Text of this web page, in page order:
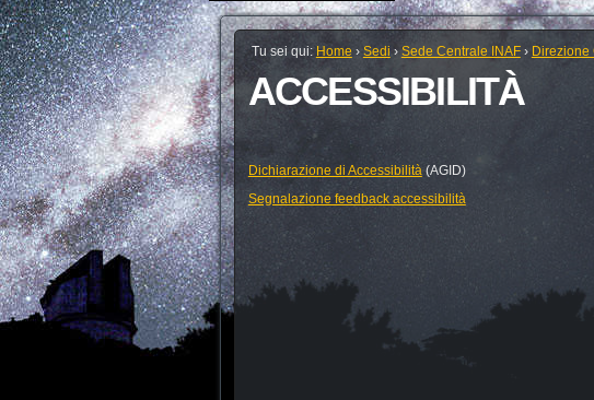
Tu sei qui: Home › Sedi › Sede Centrale INAF › Direzione
ACCESSIBILITÀ
Dichiarazione di Accessibilità(AGID)
Segnalazione feedback accessibilità